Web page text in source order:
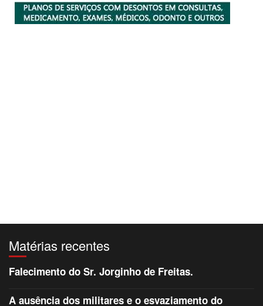
Matérias recentes
Falecimento do Sr. Jorginho de Freitas.
A ausência dos militares e o esvaziamento do